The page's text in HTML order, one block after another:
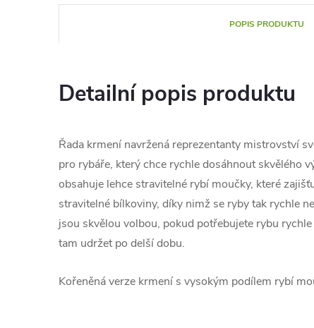
POPIS PRODUKTU
Detailní popis produktu
Řada krmení navržená reprezentanty mistrovství
pro rybáře, který chce rychle dosáhnout skvělého
obsahuje lehce stravitelné rybí moučky, které
stravitelné bílkoviny, díky nimž se ryby tak rychle
jsou skvělou volbou, pokud potřebujete rybu
tam udržet po delší dobu.
Kořeněná verze krmení s vysokým podílem rybí